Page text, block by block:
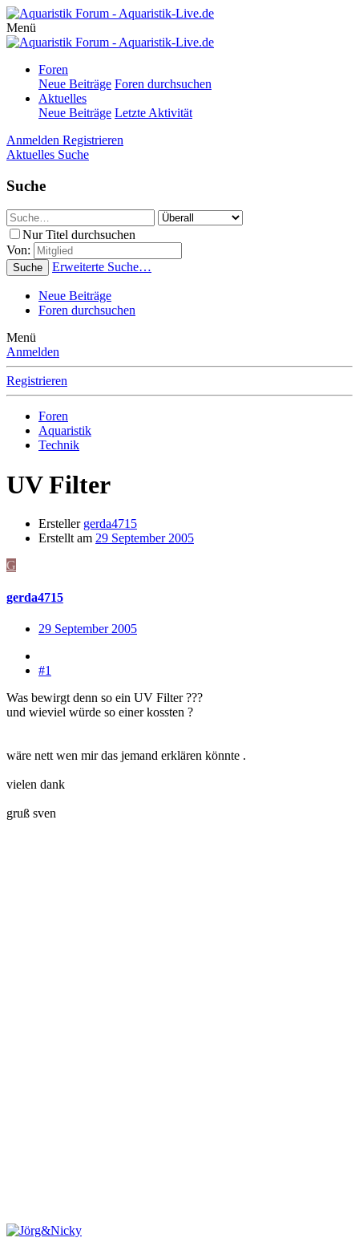
Menü
Foren
Neue Beiträge Foren durchsuchen
Aktuelles
Neue Beiträge Letzte Aktivität
Anmelden Registrieren
Aktuelles Suche
Suche
Nur Titel durchsuchen
Von:
Suche Erweiterte Suche…
Neue Beiträge
Foren durchsuchen
Menü
Anmelden
Registrieren
Foren
Aquaristik
Technik
UV Filter
Ersteller gerda4715
Erstellt am 29 September 2005
G
gerda4715
29 September 2005
#1
Was bewirgt denn so ein UV Filter ???
und wieviel würde so einer kossten ?
wäre nett wen mir das jemand erklären könnte .
vielen dank
gruß sven